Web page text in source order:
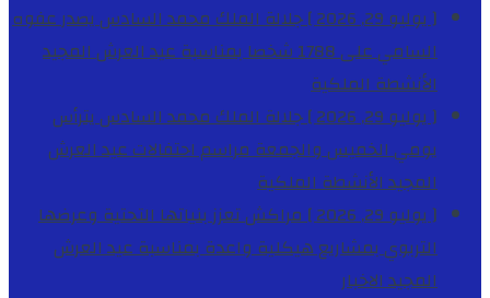
[ يوليو 29, 2026 ]
جلالة الملك محمد السادس يصدر عفوه
السامي على 1788 شخصا بمناسبة عيد العرش المجيد
الأنشطة الملكية
[ يوليو 29, 2026 ]
جلالة الملك محمد السادس يترأس
يومي الخميس والجمعة مراسم احتفالات عيد العرش
المجيدالأنشطة الملكية
[ يوليو 29, 2026 ]
مراكش تعزز بنياتها التحتية وعرضها
التربوي بمشاريع هيكلية واعدة بمناسبة عيد العرش
المجيدالاخبار